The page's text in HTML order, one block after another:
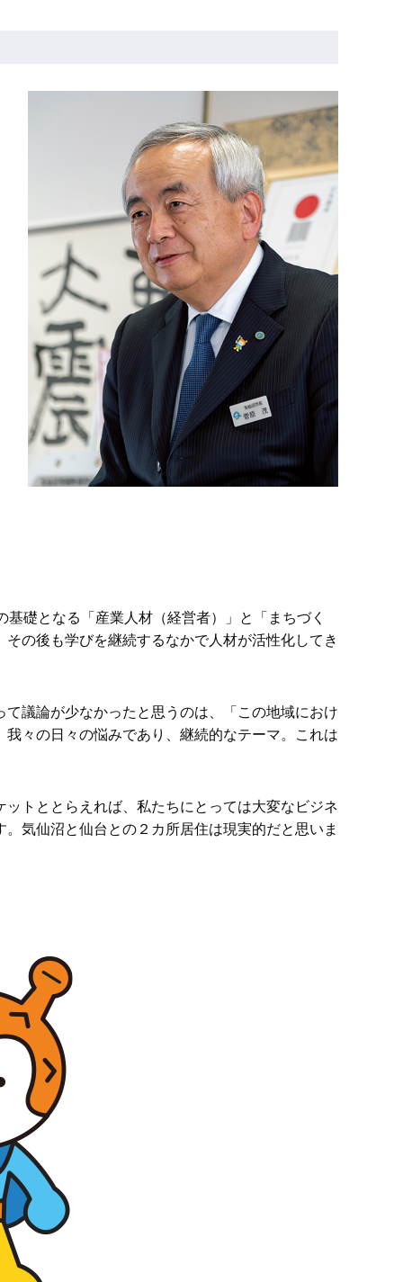
礎となる「産業人材（経営者）」と「まちづく
の後も学びを継続するなかで人材が活性化してき
議論が少なかったと思うのは、「この地域におけ
々の日々の悩みであり、継続的なテーマ。これは
トととらえれば、私たちにとっては大変なビジネ
気仙沼と仙台との２カ所居住は現実的だと思いま